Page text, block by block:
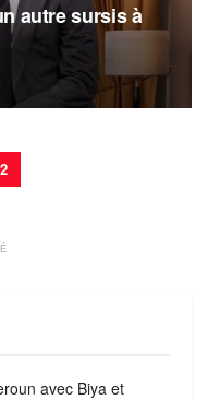
autre sursis à
2
avec Biya et